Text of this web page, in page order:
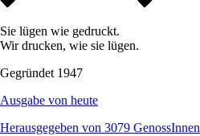
Sie lügen wie gedruckt.
Wir drucken, wie sie lügen.
Gegründet 1947
Ausgabe von heute
Herausgegeben von 3079 GenossInnen